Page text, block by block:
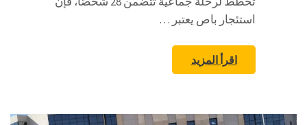
استئجار باص يعتبر …
اقرأ المزيد